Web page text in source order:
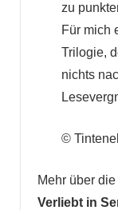
zu
Für mich
Trilogie,
nichts
©
Mehr über die
Verliebt in